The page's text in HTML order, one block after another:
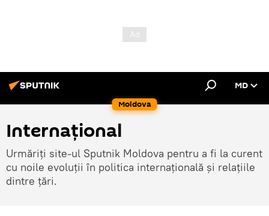
Moldova
MD
Internațional
Urmăriți site-ul Sputnik Moldova pentru a fi la curent
cu noile evoluții în politica internațională și relațiile
dintre țări.